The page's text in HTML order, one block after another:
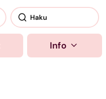
Info